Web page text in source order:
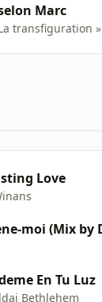
Marc
transfiguration »
Love
En Tu Luz
Bethlehem